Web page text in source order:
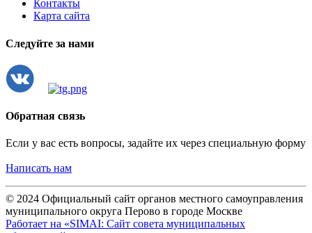
Контакты
Карта сайта
Следуйте за нами
Обратная связь
Если у вас есть вопросы, задайте их через специальную форму
Написать нам
© 2024 Официальный сайт органов местного самоуправления
муниципального округа Перово в городе Москве
Работает на «SIMAI: Сайт совета муниципальных